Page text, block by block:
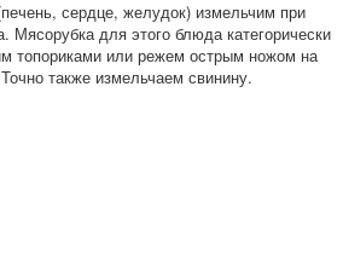
сердце, желудок) измельчим при
Мясорубка для этого блюда категорически
топориками или режем острым ножом на
также измельчаем свинину.